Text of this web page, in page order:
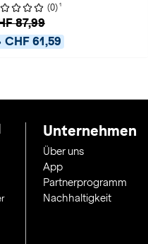
(0) 1
87,99
CHF 61,59
Unternehmen
Über uns
App
Partnerprogramm
Nachhaltigkeit